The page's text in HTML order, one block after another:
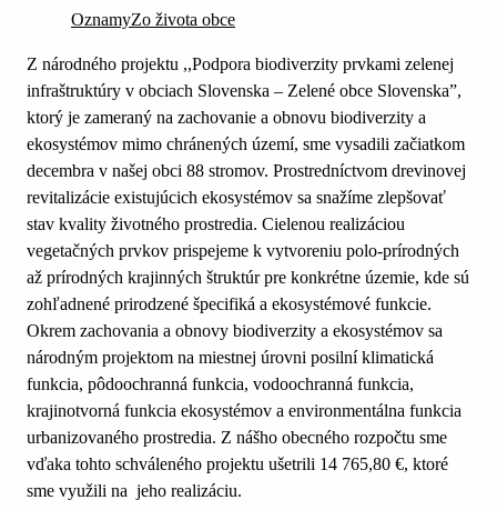
OznamyZo života obce
Z národného projektu ,,Podpora biodiverzity prvkami zelenej
infraštruktúry v obciach Slovenska – Zelené obce Slovenska”,
ktorý je zameraný na zachovanie a obnovu biodiverzity a
ekosystémov mimo chránených území, sme vysadili začiatkom
decembra v našej obci 88 stromov. Prostredníctvom drevinovej
revitalizácie existujúcich ekosystémov sa snažíme zlepšovať
stav kvality životného prostredia. Cielenou realizáciou
vegetačných prvkov prispejeme k vytvoreniu polo-prírodných
až prírodných krajinných štruktúr pre konkrétne územie, kde sú
zohľadnené prirodzené špecifiká a ekosystémové funkcie.
Okrem zachovania a obnovy biodiverzity a ekosystémov sa
národným projektom na miestnej úrovni posilní klimatická
funkcia, pôdoochranná funkcia, vodoochranná funkcia,
krajinotvorná funkcia ekosystémov a environmentálna funkcia
urbanizovaného prostredia. Z nášho obecného rozpočtu sme
vďaka tohto schváleného projektu ušetrili 14 765,80 €, ktoré
sme využili na jeho realizáciu.